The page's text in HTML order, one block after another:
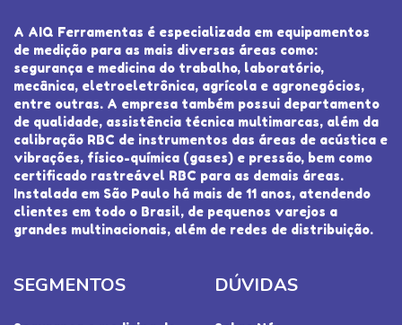
A AIQ Ferramentas é especializada em equipamentos
de medição para as mais diversas áreas como:
segurança e medicina do trabalho, laboratório,
mecânica, eletroeletrônica, agrícola e agronegócios,
entre outras. A empresa também possui departamento
de qualidade, assistência técnica multimarcas, além da
calibração RBC de instrumentos das áreas de acústica e
vibrações, físico-química (gases) e pressão, bem como
certificado rastreável RBC para as demais áreas.
Instalada em São Paulo há mais de 11 anos, atendendo
clientes em todo o Brasil, de pequenos varejos a
grandes multinacionais, além de redes de distribuição.
SEGMENTOS DÚVIDAS